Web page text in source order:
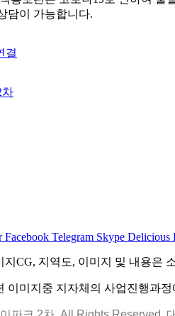
담이 가능합니다.
결
차
Facebook Telegram Skype Delicious
CG, 지역도, 이미지 및 내용은
이미지중 지자체의 사업진행과